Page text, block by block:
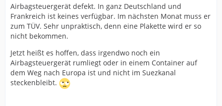
Airbagsteuergerät defekt. In ganz Deutschland und
Frankreich ist keines verfügbar. Im nächsten Monat muss er
zum TÜV. Sehr unpraktisch, denn eine Plakette wird er so
nicht bekommen.
Jetzt heißt es hoffen, dass irgendwo noch ein
Airbagsteuergerät rumliegt oder in einem Container auf
dem Weg nach Europa ist und nicht im Suezkanal
steckenbleibt.